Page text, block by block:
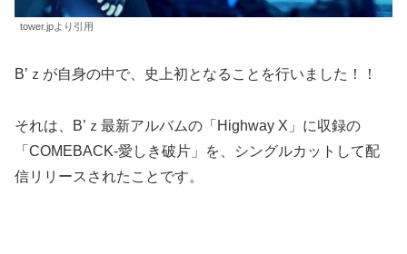
tower.jpより引用
B’ｚが自身の中で、史上初となることを行いました！！
それは、B’ｚ最新アルバムの「Highway X」に収録の
「COMEBACK-愛しき破片」を、シングルカットして配
信リリースされたことです。